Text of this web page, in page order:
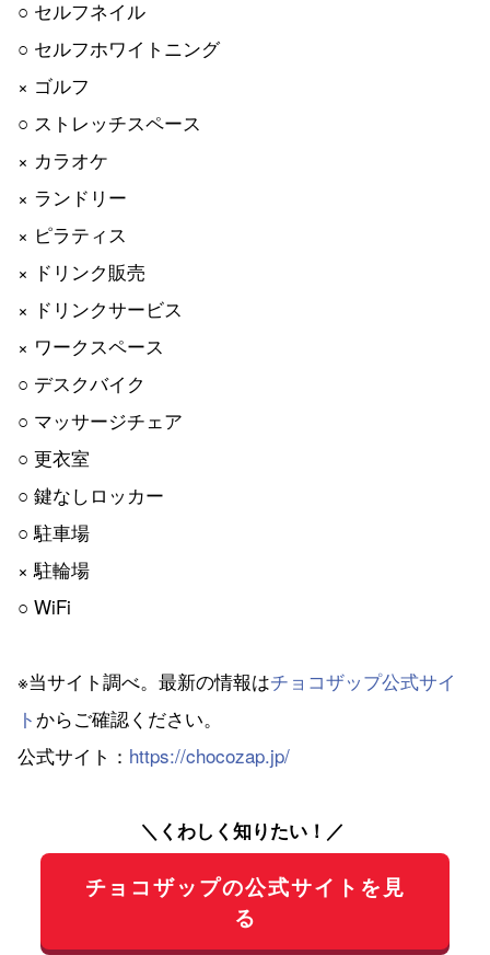
○ セルフネイル
○ セルフホワイトニング
× ゴルフ
○ ストレッチスペース
× カラオケ
× ランドリー
× ピラティス
× ドリンク販売
× ドリンクサービス
× ワークスペース
○ デスクバイク
○ マッサージチェア
○ 更衣室
○ 鍵なしロッカー
○ 駐車場
× 駐輪場
○ WiFi
※当サイト調べ。最新の情報はチョコザップ公式サイ
ト からご確認ください。
公式サイト： https://chocozap.jp/
＼くわしく知りたい！／
チョコザップの公式サイトを見
る